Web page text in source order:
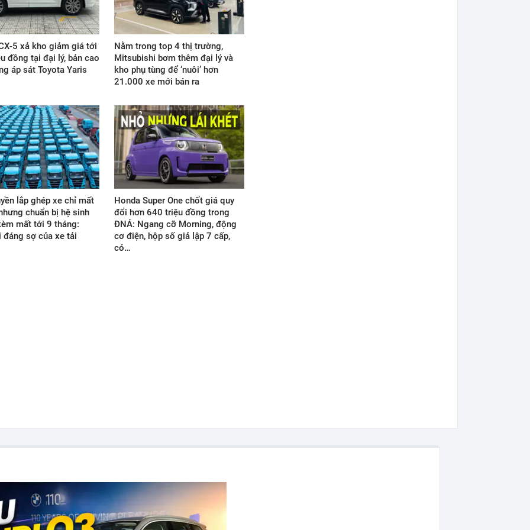
5 xả kho giảm giá tới
đồng tại đại lý, bản cao
áp sát Toyota Yaris
Nằm trong top 4 thị trường,
Mitsubishi bơm thêm đại lý và
kho phụ tùng để ‘nuôi’ hơn
21.000 xe mới bán ra
lắp ghép xe chỉ mất
chuẩn bị hệ sinh
mất tới 9 tháng:
đáng sợ của xe tải
Honda Super One chốt giá quy
đổi hơn 640 triệu đồng trong
ĐNÁ: Ngang cỡ Morning, động
cơ điện, hộp số giả lập 7 cấp,
có…